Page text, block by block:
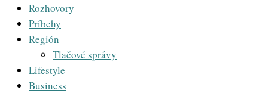
Rozhovory
Príbehy
Región
Tlačové správy
Lifestyle
Business